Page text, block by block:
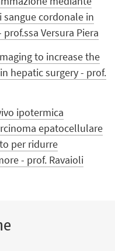
cordonale in
Versura Piera
to increase the
hepatic surgery - prof.
ipotermica
epatocellulare
per ridurre
- prof. Ravaioli